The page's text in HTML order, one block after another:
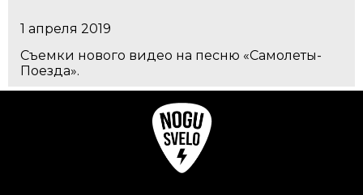
1 апреля 2019
Съемки нового видео на песню «Самолеты-
Поезда».